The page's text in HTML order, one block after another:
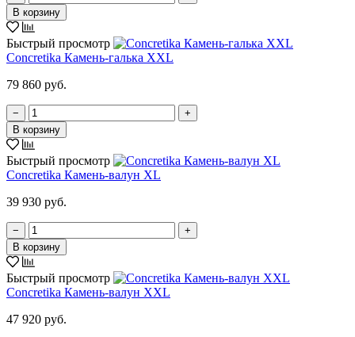
В корзину
Быстрый просмотр
Concretika Камень-галька XXL
79 860 руб.
−
+
В корзину
Быстрый просмотр
Concretika Камень-валун XL
39 930 руб.
−
+
В корзину
Быстрый просмотр
Concretika Камень-валун XXL
47 920 руб.